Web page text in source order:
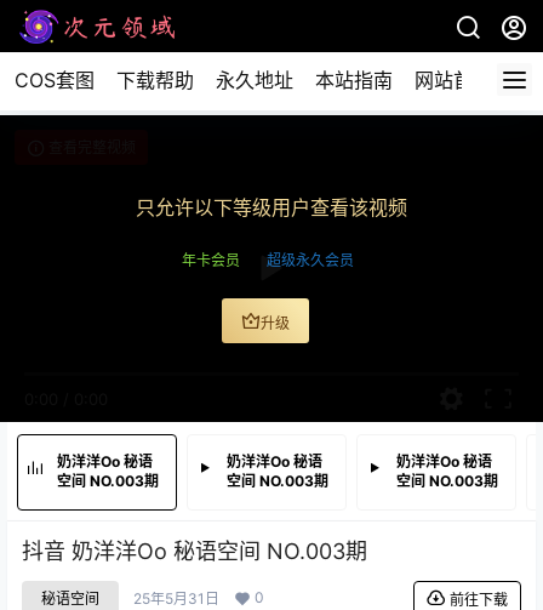
COS套图 下载帮助 永久地址 本站指南 网站首页
只允许以下等级用户查看该视频
年卡会员 超级永久会员
升级
奶洋洋Oo 秘语
空间 NO.003期
奶洋洋Oo 秘语
空间 NO.003期
奶洋洋Oo 秘语
空间 NO.003期
抖音 奶洋洋Oo 秘语空间 NO.003期
秘语空间 25年5月31日 0 前往下载